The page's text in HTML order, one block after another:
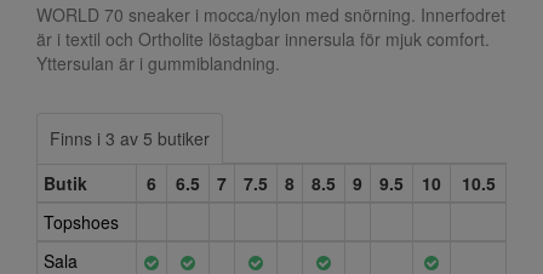
WORLD 70 sneaker i mocca/nylon med snörning. Innerfodret
är i textil och Ortholite löstagbar innersula för mjuk comfort.
Yttersulan är i gummiblandning.
Finns i 3 av 5 butiker
Butik
6 6.5 7 7.5 8 8.5 9 9.5 10
10.5
Topshoes
Sala